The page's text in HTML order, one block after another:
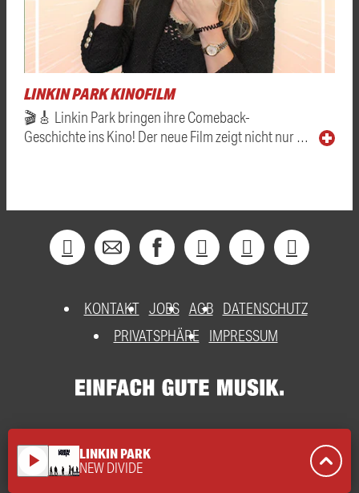
LINKIN PARK KINOFILM
🎬🎸 Linkin Park bringen ihre Comeback-
Geschichte ins Kino! Der neue Film zeigt nicht nur …
KONTAKT JOBS AGB DATENSCHUTZ
PRIVATSPHÄRE
IMPRESSUM
play_arrow LINKIN PARK
NEW DIVIDE